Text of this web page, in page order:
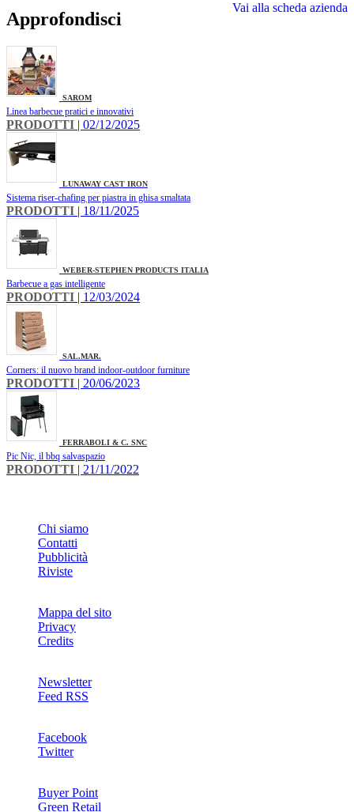
Vai alla scheda azienda
Approfondisci
SAROM
Linea barbecue pratici e innovativi
PRODOTTI | 02/12/2025
LUNAWAY CAST IRON
Sistema riser-chafing per piastra in ghisa smaltata
PRODOTTI | 18/11/2025
WEBER-STEPHEN PRODUCTS ITALIA
Barbecue a gas intelligente
PRODOTTI | 12/03/2024
SAL.MAR.
Corners: il nuovo brand indoor-outdoor furniture
PRODOTTI | 20/06/2023
FERRABOLI & C. SNC
Pic Nic, il bbq salvaspazio
PRODOTTI | 21/11/2022
Chi siamo
Contatti
Pubblicità
Riviste
Mappa del sito
Privacy
Credits
Newsletter
Feed RSS
Facebook
Twitter
Buyer Point
Green Retail